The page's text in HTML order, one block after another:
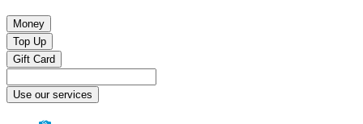
Money
Top Up
Gift Card
Use our services